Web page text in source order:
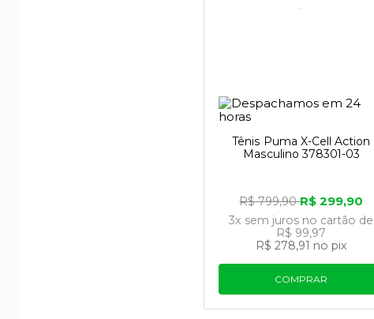
Tênis Puma X-Cell Action
Masculino 378301-03
R$ 799,90R$ 299,90
3x sem juros no cartão de
R$ 99,97
R$ 278,91 no pix
COMPRAR